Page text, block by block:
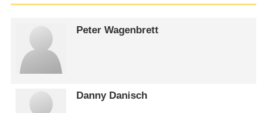
Peter Wagenbrett
Danny Danisch